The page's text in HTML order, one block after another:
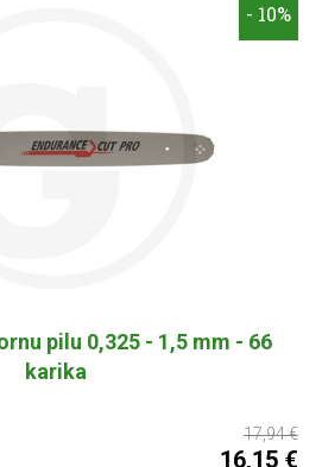
- 10%
pilu 0,325 - 1,5 mm - 66
karika
17,94 €
16,15 €